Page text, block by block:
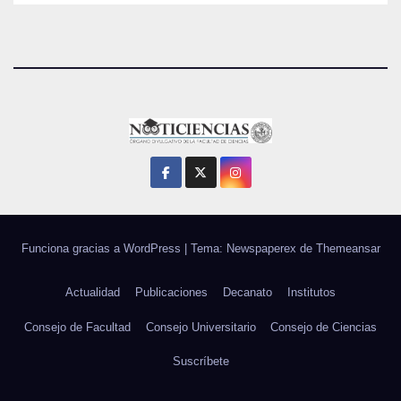
Funciona gracias a WordPress Tema: Newspaperex de Themeansar
Actualidad Publicaciones Decanato Institutos
Consejo de Facultad Consejo Universitario Consejo de Ciencias
Suscríbete